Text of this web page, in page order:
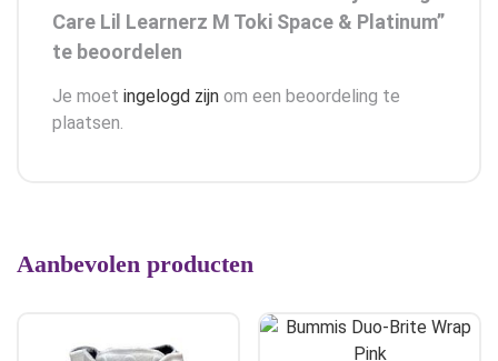
Care Lil Learnerz M Toki Space & Platinum”
te beoordelen
Je moet ingelogd zijn om een beoordeling te
plaatsen.
Aanbevolen producten